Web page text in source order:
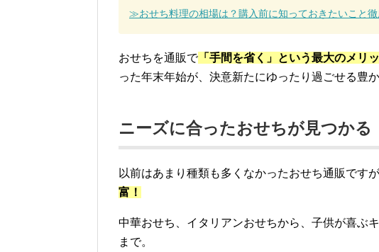
≫おせち料理の相場は？購入前に知っておきたいこと徹
おせちを通販で 「手間を省く」という最大のメリ
った年末年始が、決意新たにゆったり過ごせる豊
ニーズに合ったおせちが見つかる
以前はあまり種類も多くなかったおせち通販です
富！
中華おせち、イタリアンおせちから、子供が喜ぶ
まで。